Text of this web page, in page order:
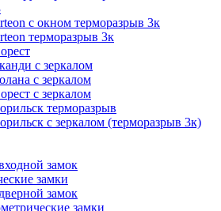
с окном терморазрыв 3к
терморазрыв 3к
с зеркалом
с зеркалом
с зеркалом
терморазрыв
с зеркалом (терморазрыв 3к)
замок
замки
замок
замки